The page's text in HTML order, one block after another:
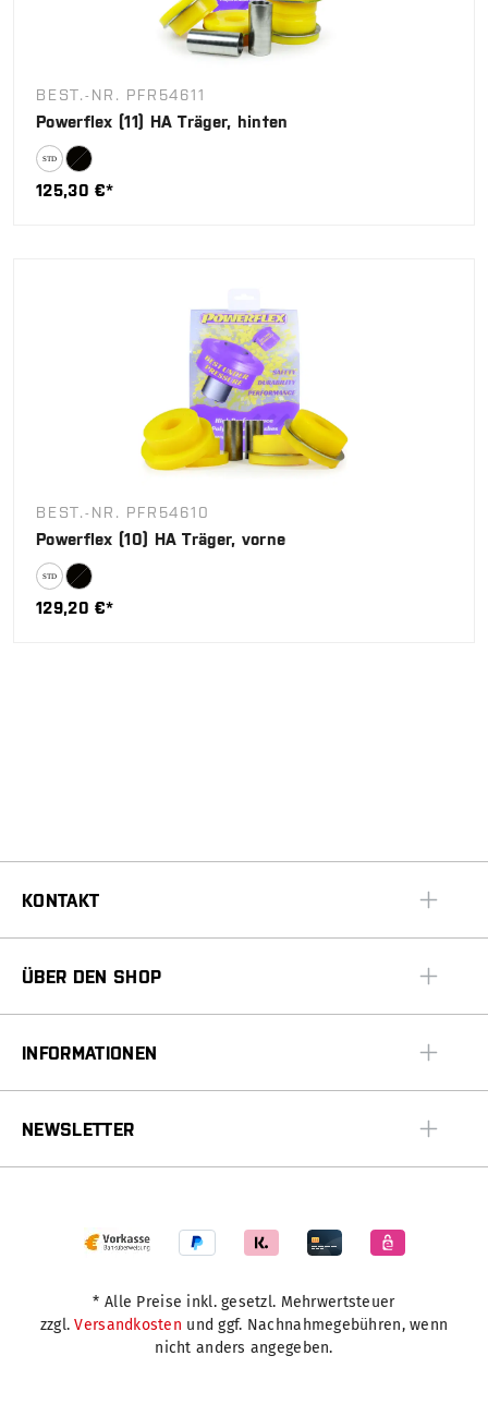
BEST.-NR. PFR54611
Powerflex (11) HA Träger, hinten
125,30 €*
BEST.-NR. PFR54610
Powerflex (10) HA Träger, vorne
129,20 €*
KONTAKT
ÜBER DEN SHOP
INFORMATIONEN
NEWSLETTER
* Alle Preise inkl. gesetzl. Mehrwertsteuer
zzgl.Versandkosten und ggf. Nachnahmegebühren, wenn
nicht anders angegeben.